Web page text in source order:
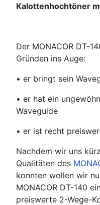
Kalottenhochtöner
Der MONACOR DT-
Gründen ins Auge:
• er bringt sein
• er hat ein
Waveguide
• er ist recht
Nachdem wir uns
Qualitäten des
konnten wollen wir
MONACOR DT-140
preiswerte 2-Wege-